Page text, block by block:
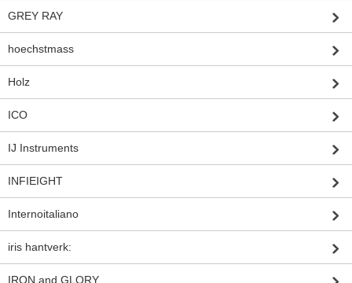
GREY RAY
hoechstmass
Holz
ICO
IJ Instruments
INFIEIGHT
Internoitaliano
iris hantverk:
IRON and GLORY